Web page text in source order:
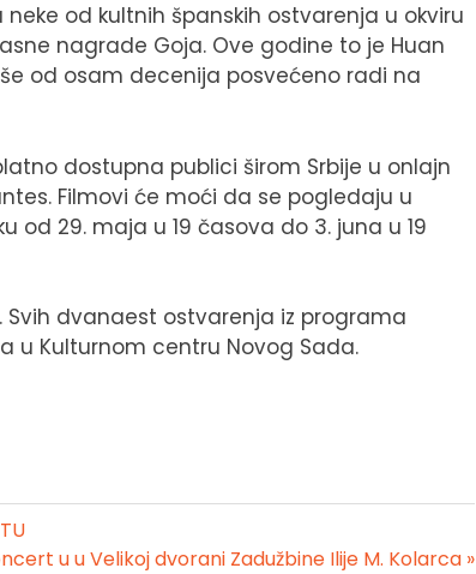
od kultnih španskih ostvarenja u okviru
nagrade Goja. Ove godine to je Huan
od osam decenija posvećeno radi na
dostupna publici širom Srbije u onlajn
Filmovi će moći da se pogledaju u
od 29. maja u 19 časova do 3. juna u 19
Svih dvanaest ostvarenja iz programa
u Kulturnom centru Novog Sada.
u u Velikoj dvorani Zadužbine Ilije M. Kolarca »